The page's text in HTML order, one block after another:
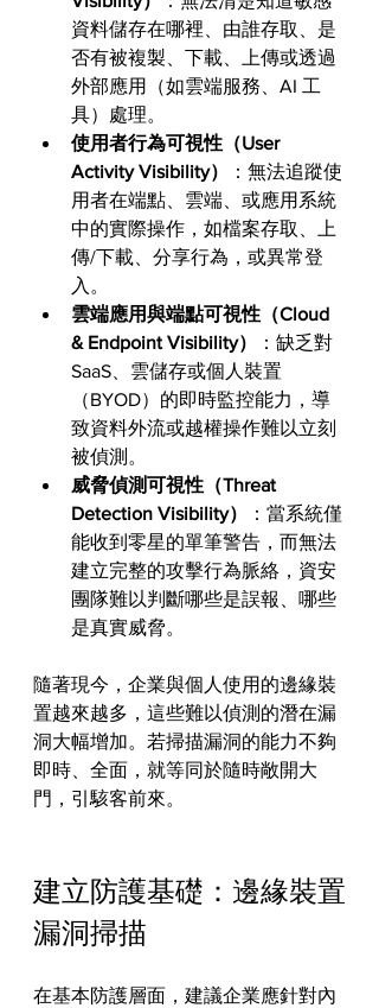
資料儲存在哪裡、由誰存取、是
否有被複製、下載、上傳或透過
外部應用（如雲端服務、AI 工
具）處理。
使用者行為可視性（User
Activity Visibility）
：無法追蹤使
用者在端點、雲端、或應用系統
中的實際操作，如檔案存取、上
傳/下載、分享行為，或異常登
入。
雲端應用與端點可視性（Cloud
& Endpoint Visibility）
：缺乏對
SaaS、雲儲存或個人裝置
（BYOD）的即時監控能力，導
致資料外流或越權操作難以立刻
被偵測。
威脅偵測可視性（Threat
Detection Visibility）
：當系統僅
能收到零星的單筆警告，而無法
建立完整的攻擊行為脈絡，資安
團隊難以判斷哪些是誤報、哪些
是真實威脅。
隨著現今，企業與個人使用的邊緣裝
置越來越多，這些難以偵測的潛在漏
洞大幅增加。若掃描漏洞的能力不夠
即時、全面，就等同於隨時敞開大
門，引駭客前來。
建立防護基礎：邊緣裝置
漏洞掃描
在基本防護層面，建議企業應針對內